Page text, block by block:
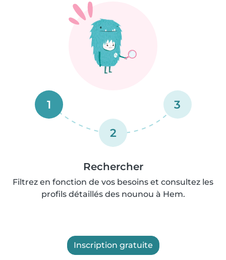
1
2
3
Rechercher
Filtrez en fonction de vos besoins et consultez les
profils détaillés des nounou à Hem.
Inscription gratuite